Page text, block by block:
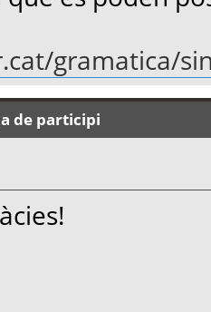
gramatica/
de participi